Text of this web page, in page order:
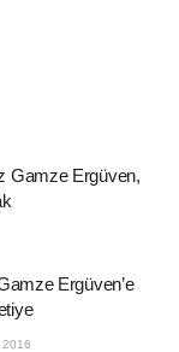
Gamze Ergüven,
Ergüven’e
2016